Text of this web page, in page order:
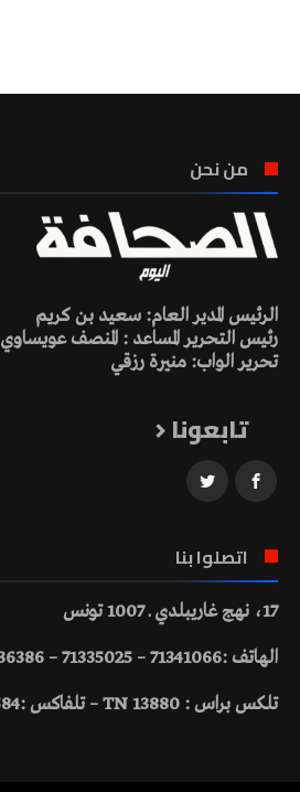
من نحن
الرئيس المدير العام: سعيد بن كريم
رئيس التحرير المساعد : المنصف عويساوي
تحرير الواب: منيرة رزقي
تابعونا
اتصلوا بنا
17، نهج غاريبلدي ـ 1007 تونس
الهاتف :71341066 – 71335025 – 71336386
تلكس براس : 13880 TN – تلفاكس :71336584